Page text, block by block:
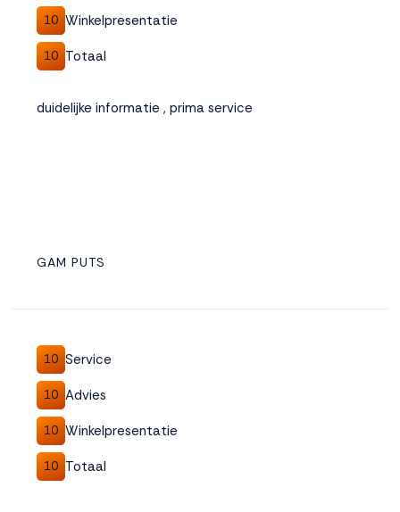
10 Winkelpresentatie
10 Totaal
duidelijke informatie , prima service
GAM PUTS
10 Service
10 Advies
10 Winkelpresentatie
10 Totaal